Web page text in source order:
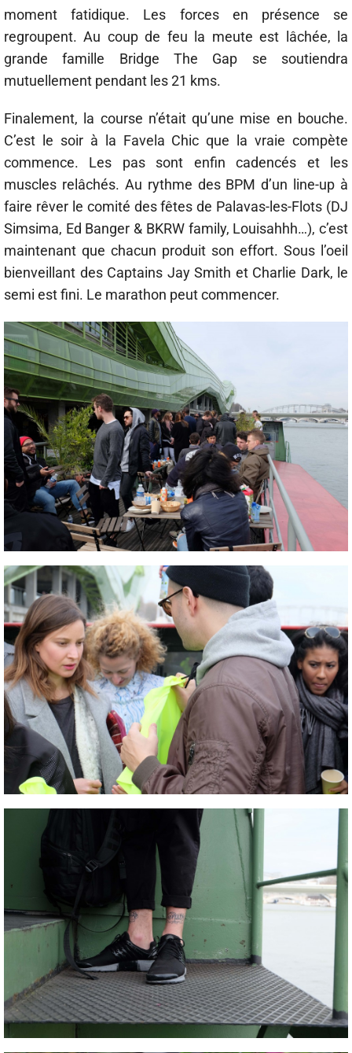
moment fatidique. Les forces en présence se
regroupent. Au coup de feu la meute est lâchée, la
grande famille Bridge The Gap se soutiendra
mutuellement pendant les 21 kms.
Finalement, la course n’était qu’une mise en bouche.
C’est le soir à la Favela Chic que la vraie compète
commence. Les pas sont enfin cadencés et les
muscles relâchés. Au rythme des BPM d’un line-up à
faire rêver le comité des fêtes de Palavas-les-Flots (DJ
Simsima, Ed Banger & BKRW family, Louisahhh…), c’est
maintenant que chacun produit son effort. Sous l’oeil
bienveillant des Captains Jay Smith et Charlie Dark, le
semi est fini. Le marathon peut commencer.